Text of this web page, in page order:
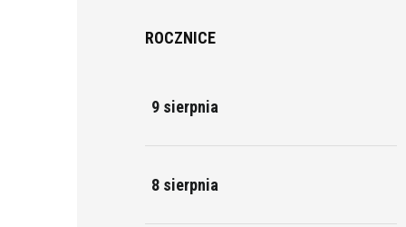
ROCZNICE
9 sierpnia
8 sierpnia